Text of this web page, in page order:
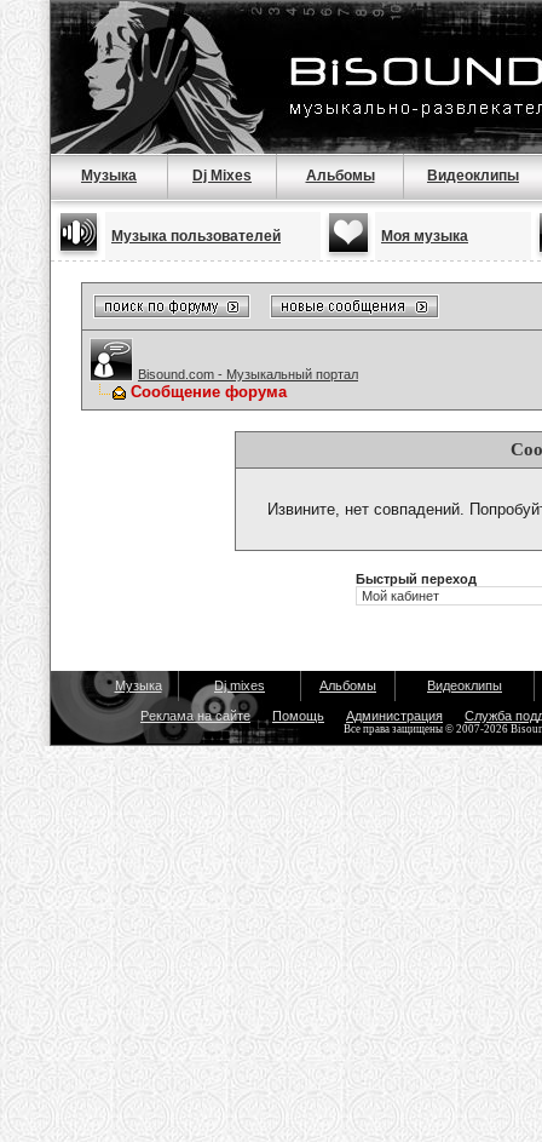
Музыка Dj Mixes Альбомы Видеоклипы
Музыка пользователей Моя музыка
Bisound.com - Музыкальный портал
Сообщение форума
Извините, нет совпадений.
Быстрый переход
Музыка Dj mixes Альбомы Видеоклипы
Реклама на сайте Помощь Администрация Служба
Все права защищены © 2007-2026